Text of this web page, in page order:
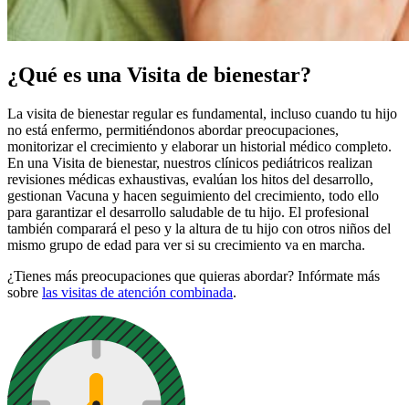
¿Qué es una Visita de bienestar?
La visita de bienestar regular es fundamental, incluso cuando tu hijo
no está enfermo, permitiéndonos abordar preocupaciones,
monitorizar el crecimiento y elaborar un historial médico completo.
En una Visita de bienestar, nuestros clínicos pediátricos realizan
revisiones médicas exhaustivas, evalúan los hitos del desarrollo,
gestionan Vacuna y hacen seguimiento del crecimiento, todo ello
para garantizar el desarrollo saludable de tu hijo. El profesional
también comparará el peso y la altura de tu hijo con otros niños del
mismo grupo de edad para ver si su crecimiento va en marcha.
¿Tienes más preocupaciones que quieras abordar? Infórmate más
sobre las visitas de atención combinada.